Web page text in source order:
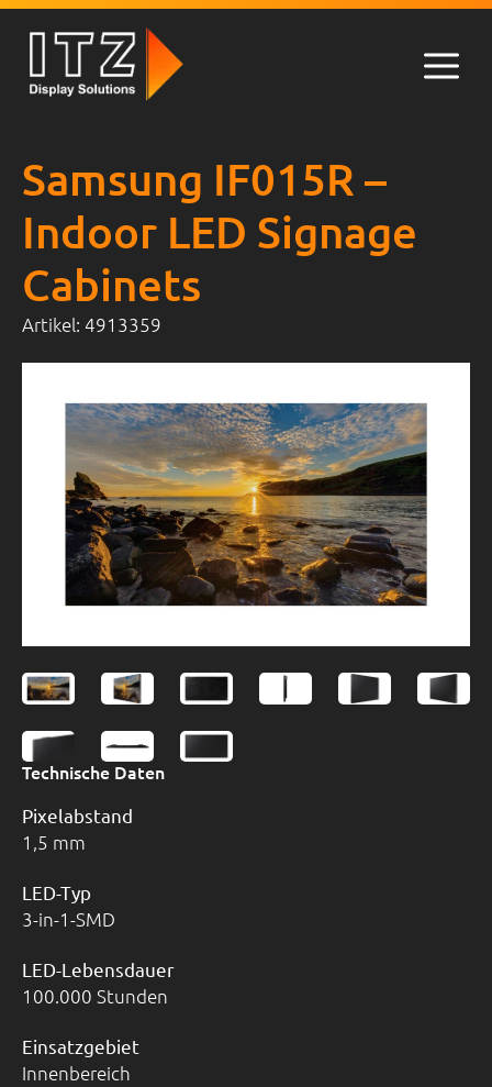
Zum
Inhalt
Samsung IF015R –
Indoor LED Signage
Cabinets
Artikel: 4913359
Technische Daten
Pixelabstand
1,5 mm
LED-Typ
3-in-1-SMD
LED-Lebensdauer
100.000 Stunden
Einsatzgebiet
Innenbereich